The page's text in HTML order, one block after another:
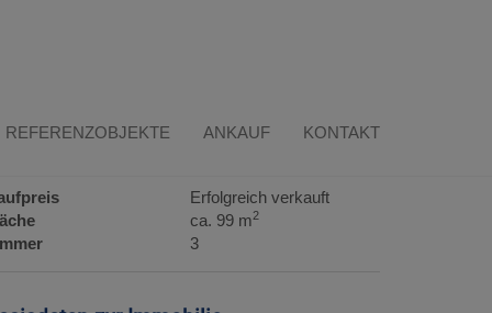
REFERENZOBJEKTE ANKAUF KONTAKT
Erfolgreich verkauft
ca. 99 m2
3